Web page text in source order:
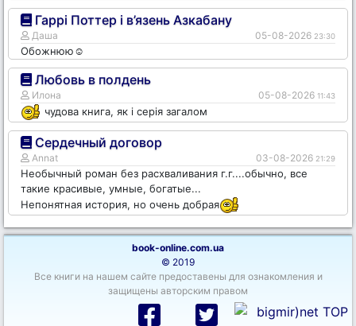
Гаррі Поттер і в’язень Азкабану
Даша 05-08-2026 23:30
Обожнюю☺️
Любовь в полдень
Илона 05-08-2026 11:43
чудова книга, як і серія загалом
Сердечный договор
Annat 03-08-2026 21:29
Необычный роман без расхваливания г.г....обычно, все
такие красивые, умные, богатые...
Непонятная история, но очень добрая
book-online.com.ua
© 2019
Все книги на нашем сайте предоставены для ознакомления и
защищены авторским правом